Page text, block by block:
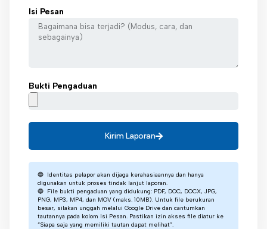
Isi Pesan
Bukti Pengaduan
Kirim Laporan
🔵 Identitas pelapor akan dijaga kerahasiaannya dan hanya
digunakan untuk proses tindak lanjut laporan.
🔵 File bukti pengaduan yang didukung: PDF, DOC, DOCX, JPG,
PNG, MP3, MP4, dan MOV (maks. 10MB). Untuk file berukuran
besar, silakan unggah melalui Google Drive dan cantumkan
tautannya pada kolom Isi Pesan. Pastikan izin akses file diatur ke
“Siapa saja yang memiliki tautan dapat melihat”.